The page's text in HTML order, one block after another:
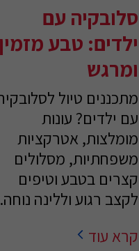
סלובקיה עם
ילדים: טבע מזמין
ומרגש
מתכננים טיול
עם ילדים? עונות
מומלצות, אטרקציות
משפחתיות, מסלולים
קצרים בטבע וטיפים
לקצב רגוע וללינה נוחה.
קרא עוד